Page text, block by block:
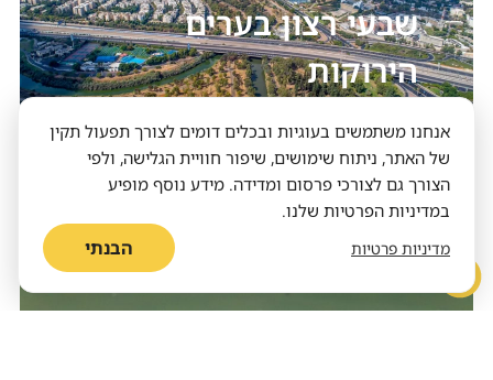
שבעי רצון בערים
הירוקות
התזונה שעומדת במבחן הזמן
על השיש או במקרר? כך תאחסנו פירות
וירקות באופן מיטבי
אנחנו משתמשים בעוגיות ובכלים דומים לצורך תפעול תקין
של האתר, ניתוח שימושים, שיפור חוויית הגלישה, ולפי
הצורך גם לצורכי פרסום ומדידה. מידע נוסף מופיע
במדיניות הפרטיות שלנו.
מדיניות פרטיות הבנתי